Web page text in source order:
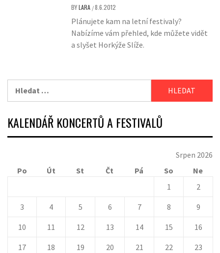
BYLARA /8.6.2012
Plánujete kam na letní festivaly?
Nabízíme vám přehled, kde můžete vidět
a slyšet Horkýže Slíže.
KALENDÁŘ KONCERTŮ A FESTIVALŮ
Srpen 2026
Po
Út St Čt Pá So
Ne
1
2
3 4 5 6 7 8 9
10 11 12 13 14 15 16
17 18 19 20 21 22 23